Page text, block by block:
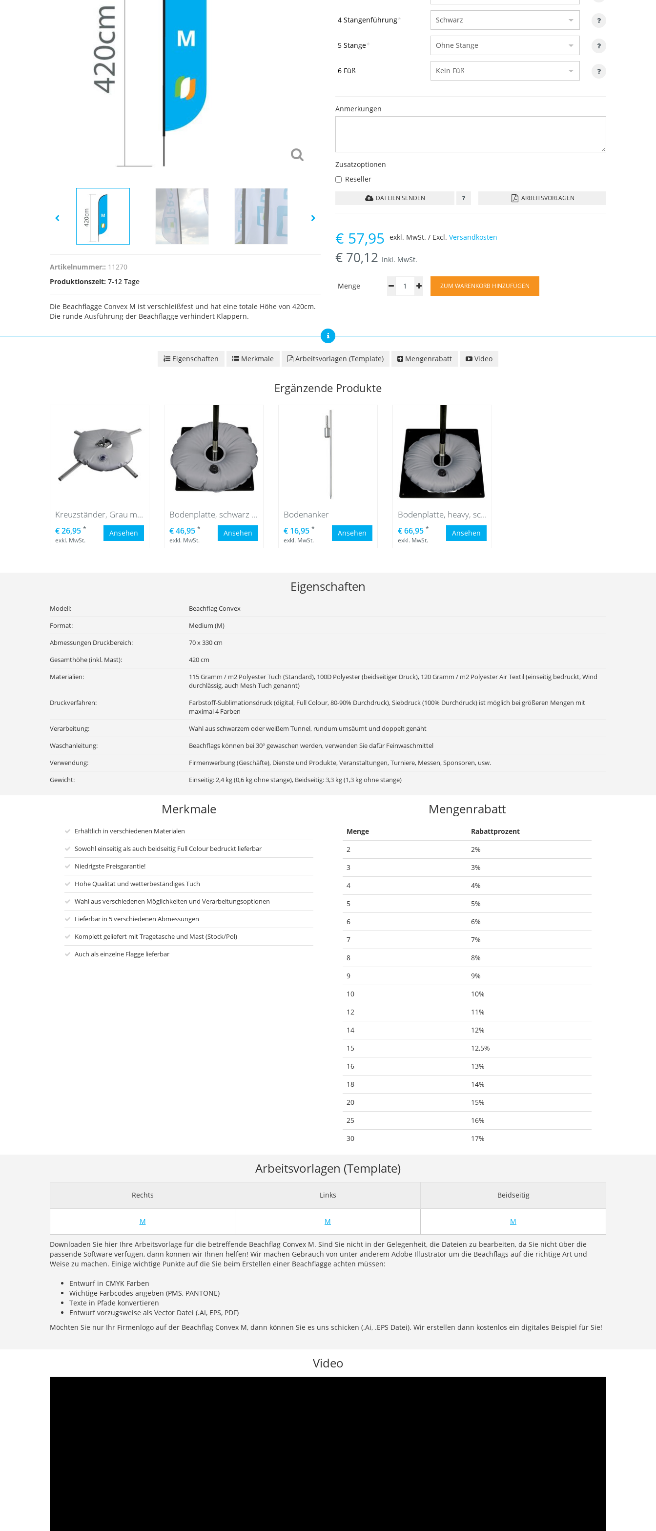
Artikelnummer:: 11270
Produktionszeit: 7-12 Tage
Die Beachflagge Convex M ist verschleißfest und hat eine totale Höhe von 420cm.
Die runde Ausführung der Beachflagge verhindert Klappern.
4 Stangenführung*
5 Stange*
6 Füß
Anmerkungen
Zusatzoptionen
Reseller
DATEIEN SENDEN ARBEITSVORLAGEN
€ 57,95
€ 70,12 Inkl. MwSt.
exkl. MwSt. / Excl. Versandkosten
Menge ZUM WARENKORB HINZUFÜGEN
Eigenschaften Merkmale Arbeitsvorlagen (Template) Mengenrabatt Video
Ergänzende Produkte
Kreuzständer, Grau mit grauer Wassersack
€ 26,95 *
exkl. MwSt.
Ansehen
Bodenplatte, schwarz mit Wassersack grau
€ 46,95 *
exkl. MwSt.
Ansehen
Bodenanker
€ 16,95 *
exkl. MwSt.
Ansehen
Bodenplatte, heavy, schwarz mit Wassersack grau
€ 66,95 *
exkl. MwSt.
Ansehen
Eigenschaften
Modell:
Beachflag Convex
Format:
Medium (M)
Abmessungen Druckbereich:
70 x 330 cm
Gesamthöhe (inkl. Mast):
420 cm
Materialien:
115 Gramm / m2 Polyester Tuch (Standard), 100D Polyester (beidseitiger Druck), 120 Gramm / m2 Polyester Air Textil (einseitig bedruckt, Wind
durchlässig, auch Mesh Tuch genannt)
Druckverfahren:
Farbstoff-Sublimationsdruck (digital, Full Colour, 80-90% Durchdruck), Siebdruck (100% Durchdruck) ist möglich bei größeren Mengen mit
maximal 4 Farben
Verarbeitung:
Wahl aus schwarzem oder weißem Tunnel, rundum umsäumt und doppelt genäht
Waschanleitung:
Beachflags können bei 30º gewaschen werden, verwenden Sie dafür Feinwaschmittel
Verwendung:
Firmenwerbung (Geschäfte), Dienste und Produkte, Veranstaltungen, Turniere, Messen, Sponsoren, usw.
Gewicht:
Einseitig: 2,4 kg (0,6 kg ohne stange), Beidseitig: 3,3 kg (1,3 kg ohne stange)
Merkmale
Erhältlich in verschiedenen Materialen
Sowohl einseitig als auch beidseitig Full Colour bedruckt lieferbar
Niedrigste Preisgarantie!
Hohe Qualität und wetterbeständiges Tuch
Wahl aus verschiedenen Möglichkeiten und Verarbeitungsoptionen
Lieferbar in 5 verschiedenen Abmessungen
Komplett geliefert mit Tragetasche und Mast (Stock/Pol)
Auch als einzelne Flagge lieferbar
Mengenrabatt
Menge
Rabattprozent
2
2%
3
3%
4
4%
5
5%
6
6%
7
7%
8
8%
9
9%
10
10%
12
11%
14
12%
15
12,5%
16
13%
18
14%
20
15%
25
16%
30
17%
Arbeitsvorlagen (Template)
Rechts Links Beidseitig
M M M
Downloaden Sie hier Ihre Arbeitsvorlage für die betreffende Beachflag Convex M. Sind Sie nicht in der Gelegenheit, die Dateien zu bearbeiten, da Sie nicht über die
passende Software verfügen, dann können wir Ihnen helfen! Wir machen Gebrauch von unter anderem Adobe Illustrator um die Beachflags auf die richtige Art und
Weise zu machen. Einige wichtige Punkte auf die Sie beim Erstellen einer Beachflagge achten müssen:
Entwurf in CMYK Farben
Wichtige Farbcodes angeben (PMS, PANTONE)
Texte in Pfade konvertieren
Entwurf vorzugsweise als Vector Datei (.AI, EPS, PDF)
Möchten Sie nur Ihr Firmenlogo auf der Beachflag Convex M, dann können Sie es uns schicken (.Ai, .EPS Datei). Wir erstellen dann kostenlos ein digitales Beispiel für Sie!
Video